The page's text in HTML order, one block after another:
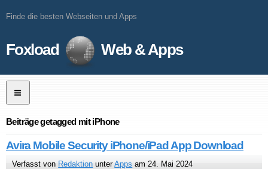
Finde die besten Webseiten und Apps
Foxload Web & Apps
Beiträge getagged mit iPhone
Avira Mobile Security iPhone/iPad App Download
Verfasst von Redaktion unterApps am 24. Mai 2024